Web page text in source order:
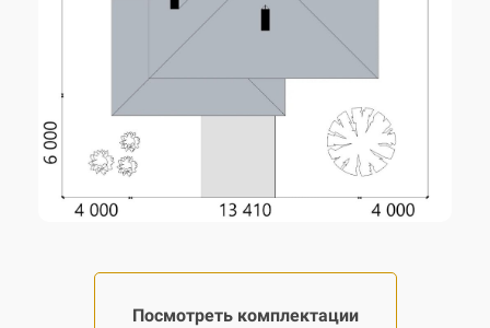
Посмотреть комплектации